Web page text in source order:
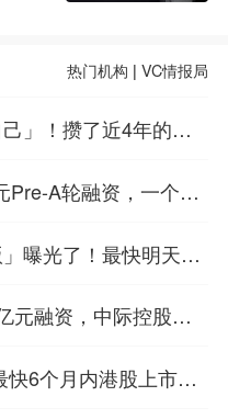
热门机构 |VC情报局
」！攒了近4年的对
Pre-A轮融资，一个上
曝光了！最快明天发
元融资，中际控股领
6个月内港股上市；